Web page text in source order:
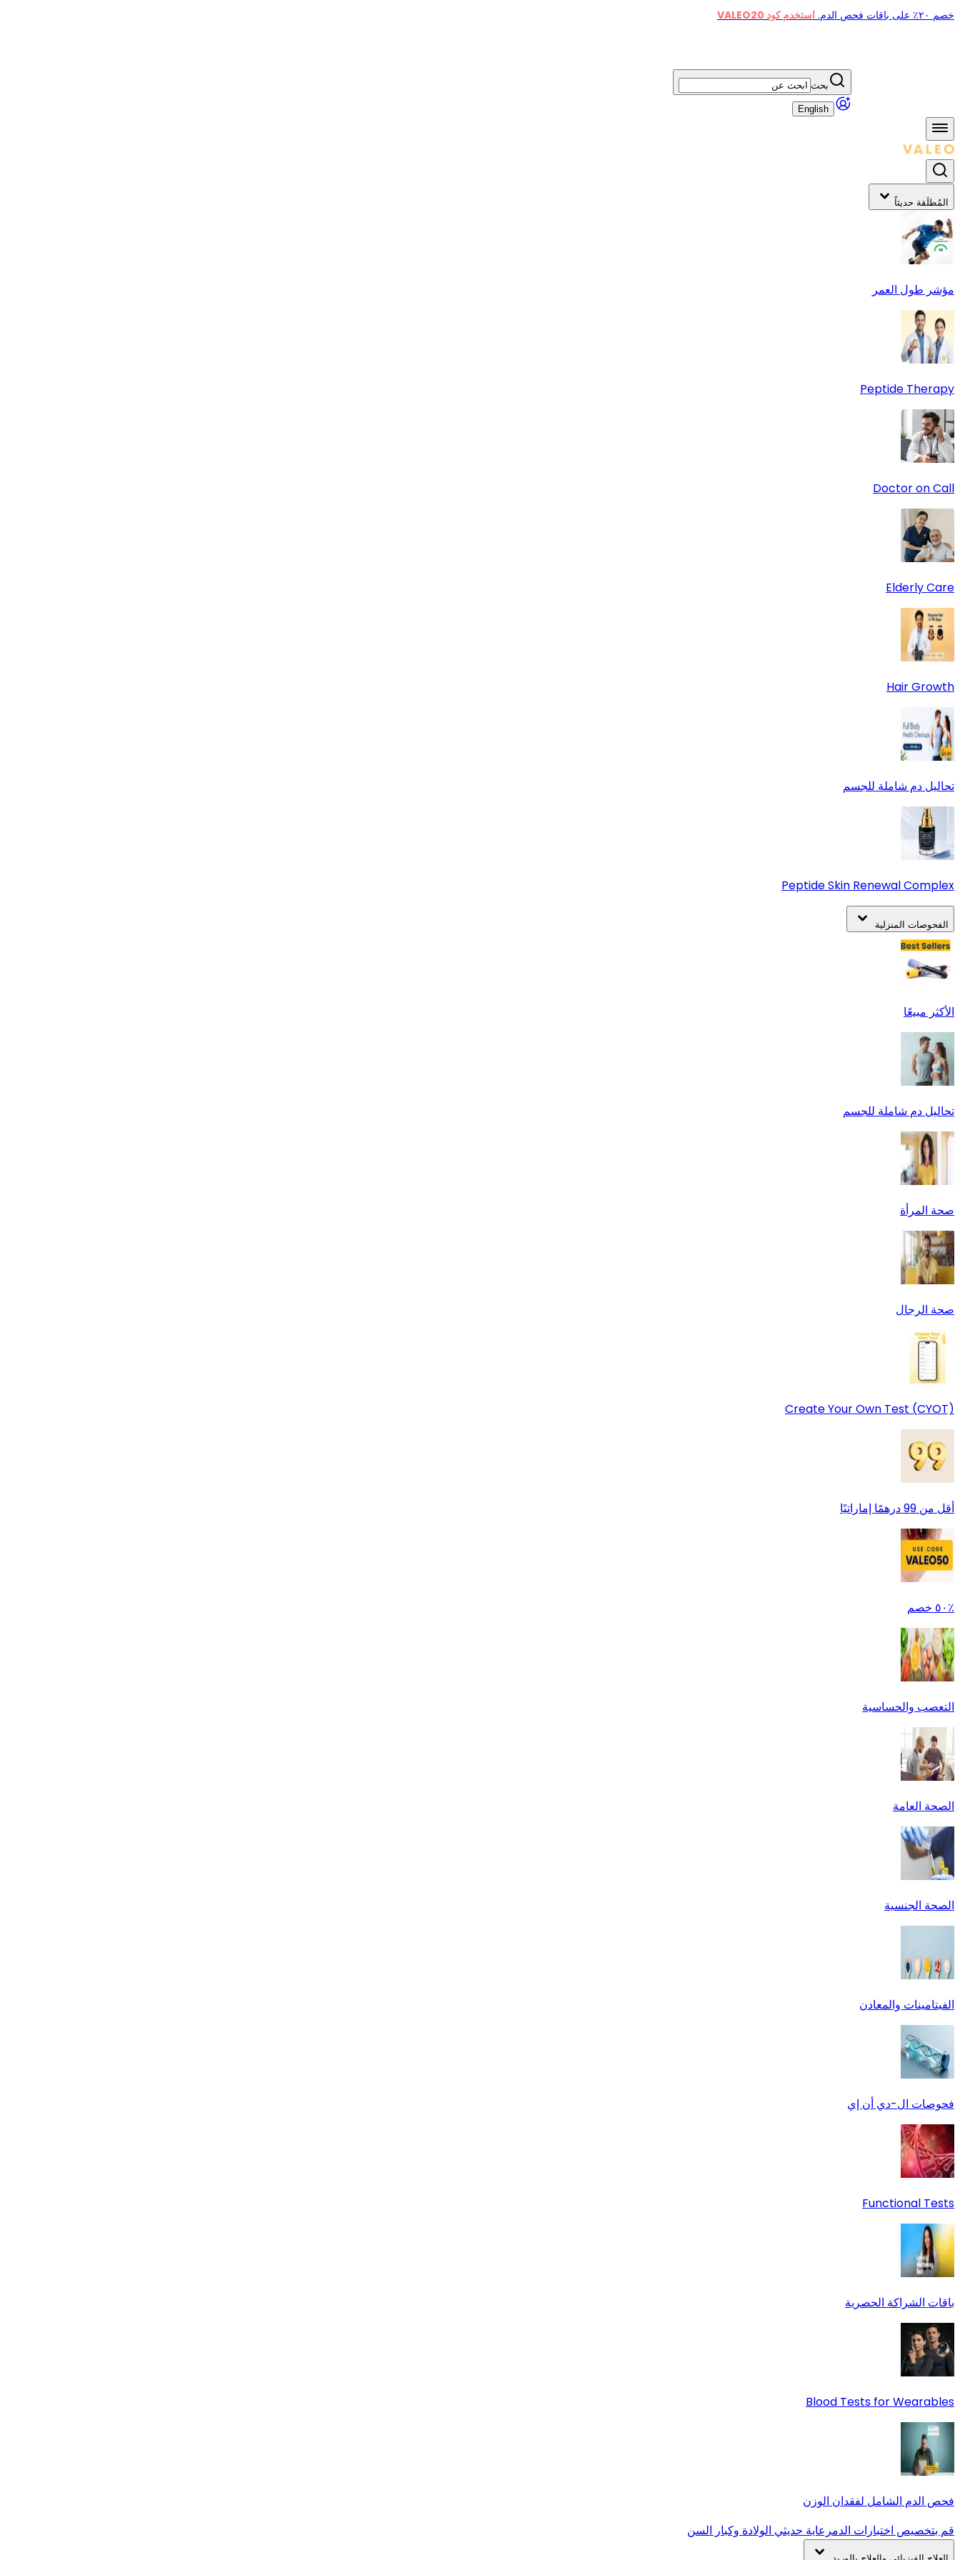
خصم ٢٠٪ على باقات فحص الدم. استخدم كود VALEO20
بحث
English
المُطلَقة حديثاً
مؤشر طول العمر
Peptide Therapy
Doctor on Call
Elderly Care
Hair Growth
تحاليل دم شاملة للجسم
Peptide Skin Renewal Complex
الفحوصات المنزلية
الأكثر مبيعًا
تحاليل دم شاملة للجسم
صحة المرأة
صحة الرجال
Create Your Own Test (CYOT)
أقل من 99 درهمًا إماراتيًا
٪٥٠ خصم
التعصب والحساسية
الصحة العامة
الصحة الجنسية
الفيتامينات والمعادن
فحوصات ال-دي أن إي
Functional Tests
باقات الشراكة الحصرية
Blood Tests for Wearables
فحص الدم الشامل لفقدان الوزن
قم بتخصيص اختبارات الدمرعاية حديثي الولادة وكبار السن